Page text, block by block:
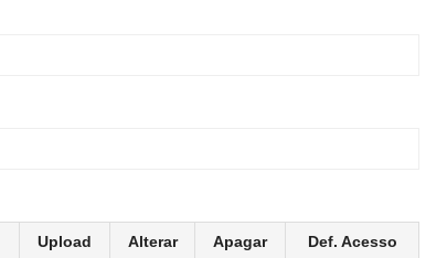
Upload Alterar Apagar Def. Acesso